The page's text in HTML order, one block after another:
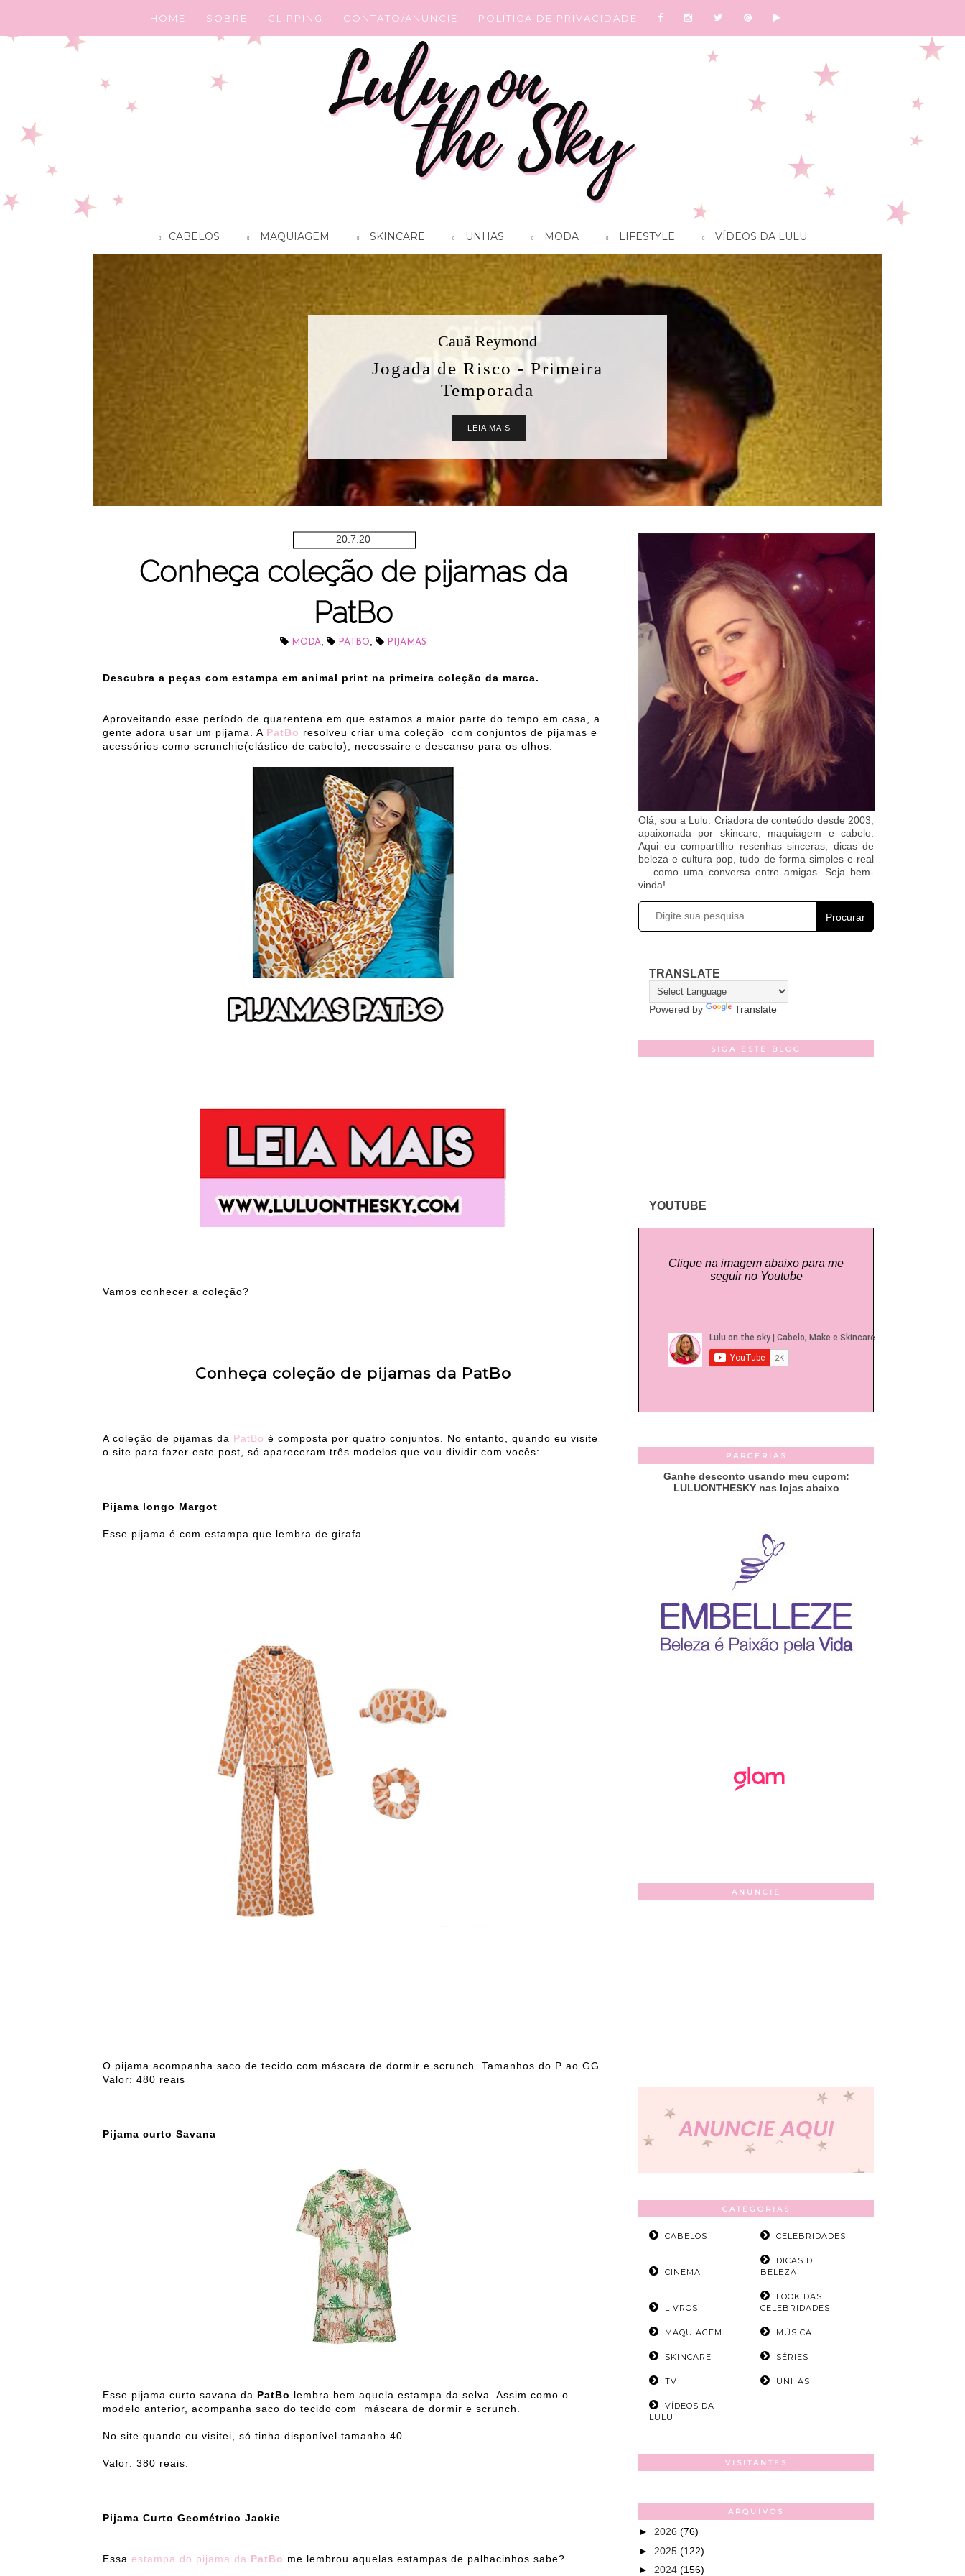
HOME SOBRE CLIPPING CONTATO/ANUNCIE POLÍTICA DE PRIVACIDADE
CABELOS MAQUIAGEM SKINCARE UNHAS MODA LIFESTYLE VÍDEOS DA LULU
Cauã Reymond
Jogada de Risco - Primeira
Temporada
LEIA MAIS
20.7.20
Conheça coleção de pijamas da
PatBo
MODA PATBO PIJAMAS
Descubra a peças com estampa em animal print na primeira coleção da marca.
Aproveitando esse período de quarentena em que estamos a maior parte do tempo em casa, a
gente adora usar um pijama. A PatBo resolveu criar uma coleção com conjuntos de pijamas e
acessórios como scrunchie(elástico de cabelo), necessaire e descanso para os olhos.
Vamos conhecer a coleção?
Conheça coleção de pijamas da PatBo
A coleção de pijamas da PatBo é composta por quatro conjuntos. No entanto, quando eu visite
o site para fazer este post, só apareceram três modelos que vou dividir com vocês:
Pijama longo Margot
Esse pijama é com estampa que lembra de girafa.
O pijama acompanha saco de tecido com máscara de dormir e scrunch. Tamanhos do P ao GG.
Valor: 480 reais
Pijama curto Savana
Esse pijama curto savana da PatBo lembra bem aquela estampa da selva. Assim como o
modelo anterior, acompanha saco do tecido com máscara de dormir e scrunch.
No site quando eu visitei, só tinha disponível tamanho 40.
Valor: 380 reais.
Pijama Curto Geométrico Jackie
Essa estampa do pijama da PatBo me lembrou aquelas estampas de palhacinhos sabe?
Olá, sou a Lulu. Criadora de conteúdo desde 2003,
apaixonada por skincare, maquiagem e cabelo.
Aqui eu compartilho resenhas sinceras, dicas de
beleza e cultura pop, tudo de forma simples e real
— como uma conversa entre amigas. Seja bem-
vinda!
Procurar
TRANSLATE
Powered by Translate
SIGA ESTE BLOG
YOUTUBE
Clique na imagem abaixo para me
seguir no Youtube
PARCERIAS
Ganhe desconto usando meu cupom:
LULUONTHESKY nas lojas abaixo
ANUNCIE
CATEGORIAS
CABELOS CELEBRIDADES
CINEMA
DICAS DE
BELEZA
LIVROS
LOOK DAS
CELEBRIDADES
MAQUIAGEM MÚSICA
SKINCARE SÉRIES
TV UNHAS
VÍDEOS DA
LULU
VISITANTES
ARQUIVOS
► 2026 (76)
► 2025 (122)
► 2024 (156)